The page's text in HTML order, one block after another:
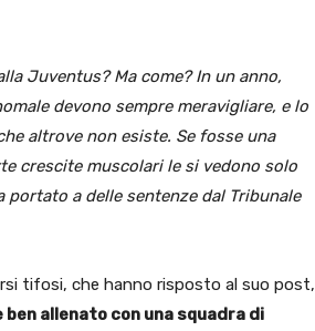
Juventus? Ma come? In un anno,
devono sempre meravigliare, e lo
altrove non esiste. Se fosse una
crescite muscolari le si vedono solo
a delle sentenze dal Tribunale
tifosi, che hanno risposto al suo post,
ben allenato con una squadra di